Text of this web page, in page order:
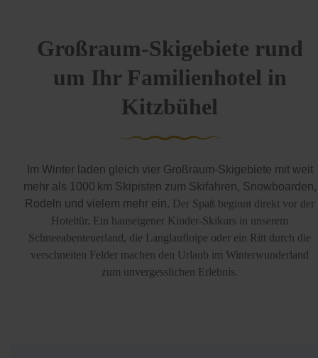
Großraum-Skigebiete rund
um Ihr Familienhotel in
Kitzbühel
Im Winter laden gleich vier Großraum-Skigebiete mit weit
mehr als 1000 km Skipisten zum Skifahren, Snowboarden,
Rodeln und vielem mehr ein. Der Spaß beginnt direkt vor der
Hoteltür. Ein hauseigener Kinder-Skikurs in unserem
Schneeabenteuerland, die Langlaufloipe oder ein Ritt durch die
verschneiten Felder machen den Urlaub im Winterwunderland
zum unvergesslichen Erlebnis.